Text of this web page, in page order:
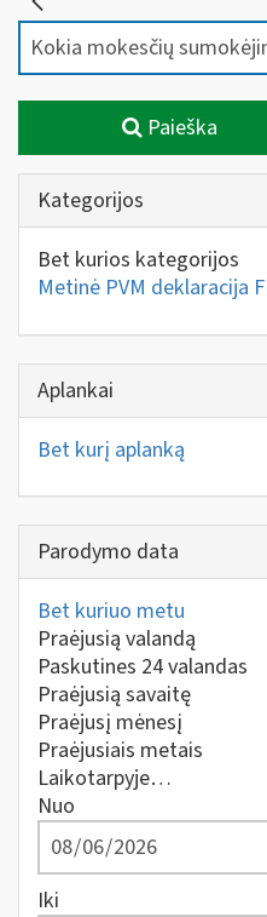
Paieška
Kategorijos
Bet kurios kategorijos
Metinė PVM deklaracija
Aplankai
Bet kurį aplanką
Parodymo data
Bet kuriuo metu
Praėjusią valandą
Paskutines 24 valandas
Praėjusią savaitę
Praėjusį mėnesį
Praėjusiais metais
Laikotarpyje…
Nuo
Iki